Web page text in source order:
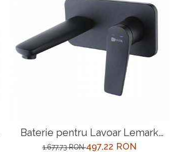
Baterie pentru Lavoar Lemark
Bronx LM3726BL Negru Incastrata
1.677,73 RON497,22 RON